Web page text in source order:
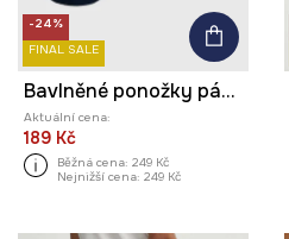
-24%
FINAL SALE
Bavlněné ponožky pánské
Aktuální cena:
189 Kč
Běžná cena: 249 Kč
Nejnižší cena: 249 Kč